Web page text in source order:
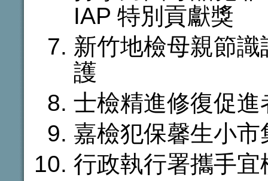
IAP 特別貢獻獎
新竹地檢母親節
護
士檢精進修復促
嘉檢犯保馨生小
行政執行署攜手